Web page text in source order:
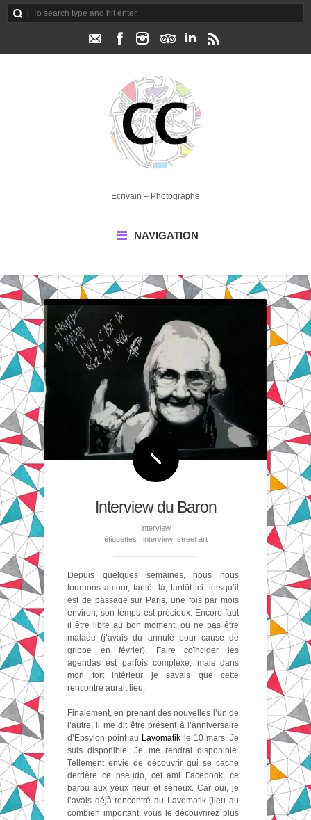
Ecrivain – Photographe
NAVIGATION
Interview du Baron
interview
étiquettes : interview, street art
Depuis quelques semaines, nous nous
tournons autour, tantôt là, tantôt ici. lorsqu’il
est de passage sur Paris, une fois par mois
environ, son temps est précieux. Encore faut
il être libre au bon moment, ou ne pas être
malade (j’avais du annulé pour cause de
grippe en février). Faire coïncider les
agendas est parfois complexe, mais dans
mon fort intérieur je savais que cette
rencontre aurait lieu.
Finalement, en prenant des nouvelles l’un de
l’autre, il me dit être présent à l’anniversaire
d’Epsylon point au Lavomatik le 10 mars. Je
suis disponible. Je me rendrai disponible.
Tellement envie de découvrir qui se cache
derrière ce pseudo, cet ami Facebook, ce
barbu aux yeux rieur et sérieux. Car oui, je
l’avais déjà rencontré au Lavomatik (lieu au
combien important, vous le découvrirez plus